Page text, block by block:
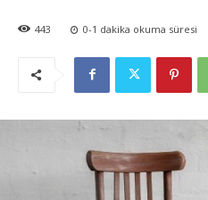
443 0-1 dakika okuma süresi